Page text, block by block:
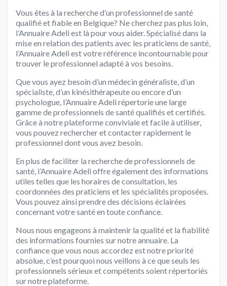
Vous êtes à la recherche d’un professionnel de santé
qualifié et fiable en Belgique? Ne cherchez pas plus loin,
l’Annuaire Adeli est là pour vous aider. Spécialisé dans la
mise en relation des patients avec les praticiens de santé,
l’Annuaire Adeli est votre référence incontournable pour
trouver le professionnel adapté à vos besoins.
Que vous ayez besoin d’un médecin généraliste, d’un
spécialiste, d’un kinésithérapeute ou encore d’un
psychologue, l’Annuaire Adeli répertorie une large
gamme de professionnels de santé qualifiés et certifiés.
Grâce à notre plateforme conviviale et facile à utiliser,
vous pouvez rechercher et contacter rapidement le
professionnel dont vous avez besoin.
En plus de faciliter la recherche de professionnels de
santé, l’Annuaire Adeli offre également des informations
utiles telles que les horaires de consultation, les
coordonnées des praticiens et les spécialités proposées.
Vous pouvez ainsi prendre des décisions éclairées
concernant votre santé en toute confiance.
Nous nous engageons à maintenir la qualité et la fiabilité
des informations fournies sur notre annuaire. La
confiance que vous nous accordez est notre priorité
absolue, c’est pourquoi nous veillons à ce que seuls les
professionnels sérieux et compétents soient répertoriés
sur notre plateforme.